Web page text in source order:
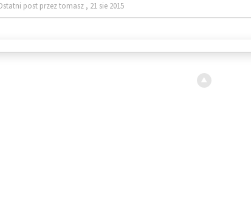
post przez tomasz , 21 sie 2015